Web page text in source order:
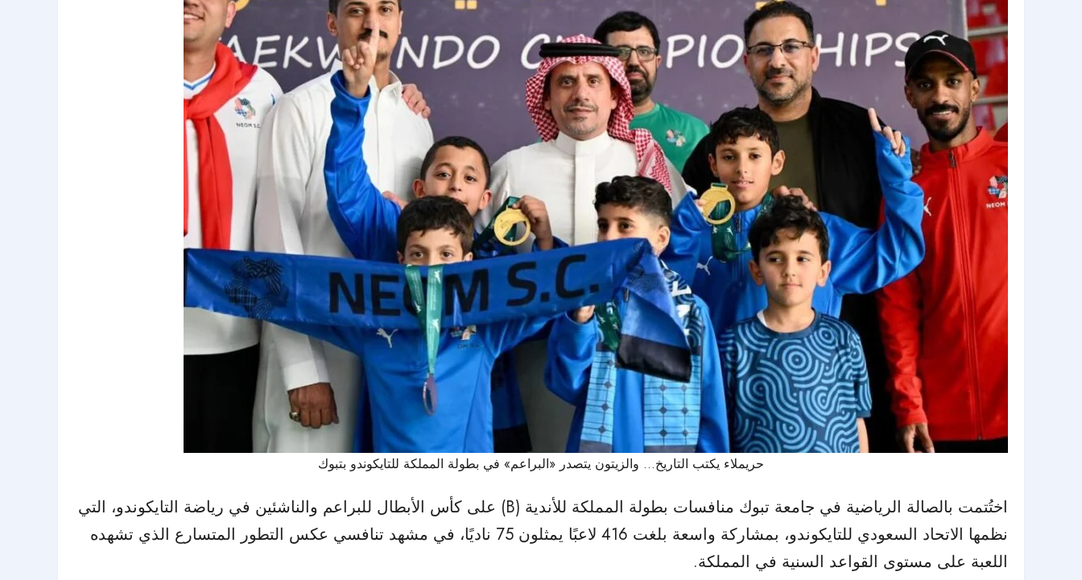
حريملاء يكتب التاريخ… والزيتون يتصدر «البراعم» في بطولة المملكة للتايكوندو بتبوك
اختُتمت بالصالة الرياضية في جامعة تبوك منافسات بطولة المملكة للأندية (B) على كأس الأبطال للبراعم والناشئين في رياضة التايكوندو، التي
نظمها الاتحاد السعودي للتايكوندو، بمشاركة واسعة بلغت 416 لاعبًا يمثلون 75 ناديًا، في مشهد تنافسي عكس التطور المتسارع الذي تشهده
اللعبة على مستوى القواعد السنية في المملكة.